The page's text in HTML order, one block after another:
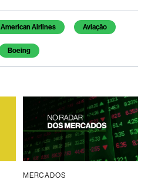
American Airlines Aviação
Boeing
MERCADOS